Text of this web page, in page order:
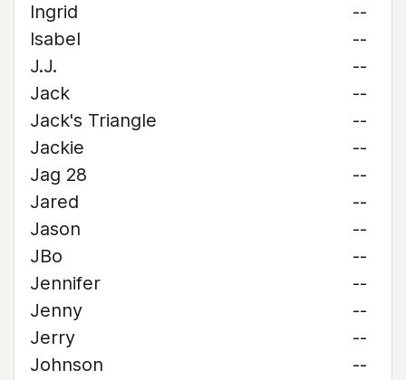
Ingrid
--
Isabel
--
J.J.
--
Jack
--
Jack's Triangle
--
Jackie
--
Jag 28
--
Jared
--
Jason
--
JBo
--
Jennifer
--
Jenny
--
Jerry
--
Johnson
--